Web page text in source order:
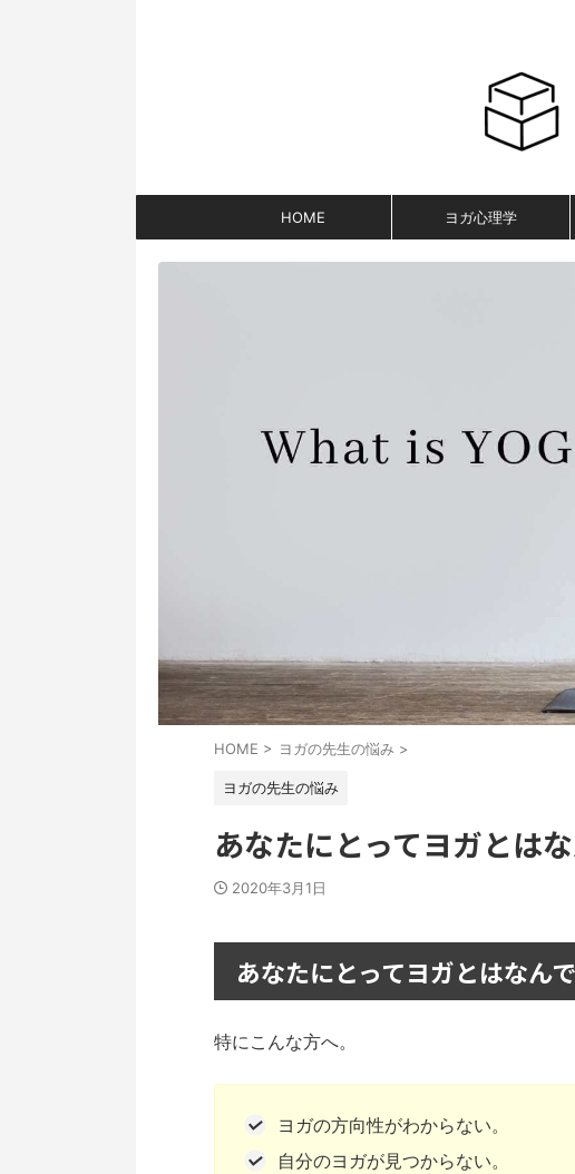
HOME ヨガ心理学
HOME > ヨガの先生の悩み >
ヨガの先生の悩み
あなたにとってヨガとは
2020年3月1日
あなたにとってヨガとはなん
特にこんな方へ。
ヨガの方向性がわからない。
自分のヨガが見つからない。